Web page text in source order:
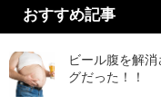
おすすめ記事
ビール腹を解
グだった！！